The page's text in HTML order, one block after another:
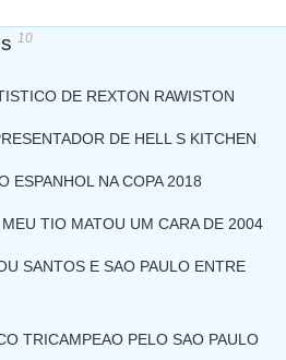
10
DE REXTON RAWISTON
DE HELL S KITCHEN
ESPANHOL NA COPA 2018
TIO MATOU UM CARA DE 2004
SANTOS E SAO PAULO ENTRE
TRICAMPEAO PELO SAO PAULO